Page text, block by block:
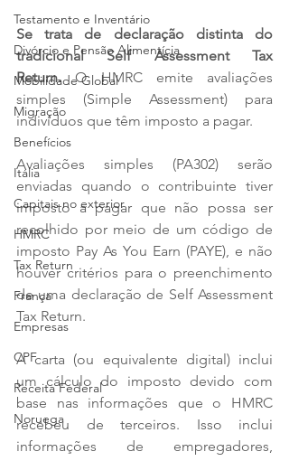
Testamento e Inventário
Divórcio e Pensão Alimentícia
Mobilidade Global
Migração
Benefícios
Itália
Capitais no exterior
HMRC
Tax Return
França
Empresas
CPF
Receita Federal
Noruega
Se trata de declaração distinta do
tradicional Self Assessment Tax
Return. O HMRC emite avaliações
simples (Simple Assessment) para
indivíduos que têm imposto a pagar.
Avaliações simples (PA302) serão
enviadas quando o contribuinte tiver
imposto a pagar que não possa ser
recolhido por meio de um código de
imposto Pay As You Earn (PAYE), e não
houver critérios para o preenchimento
de uma declaração de Self Assessment
Tax Return.
A carta (ou equivalente digital) inclui
um cálculo do imposto devido com
base nas informações que o HMRC
recebeu de terceiros. Isso inclui
informações de empregadores,